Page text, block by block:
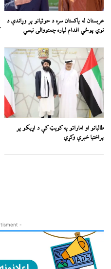
عربستان له پاکستان سره د حوثیانو پر وړاندې د
نوي پوځي اقدام لپاره چمتووالی نیسي
طالبانو او اماراتو په کوېټ کې د اړیکو پر
پراختیا خبرې وکړي
- Advertisment -